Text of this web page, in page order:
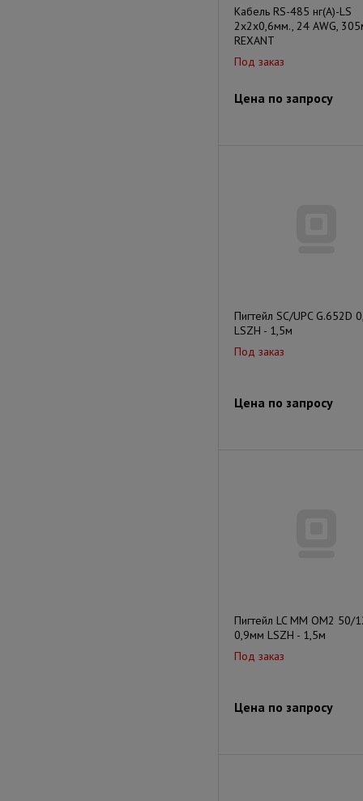
Кабель RS-485 нг(А)-LS
2х2х0,6мм., 24 AWG,
REXANT
Под заказ
Цена по запросу
Пигтейл SC/UPC G.652D
LSZH - 1,5м
Под заказ
Цена по запросу
Пигтейл LC MM OM2 50/
0,9мм LSZH - 1,5м
Под заказ
Цена по запросу